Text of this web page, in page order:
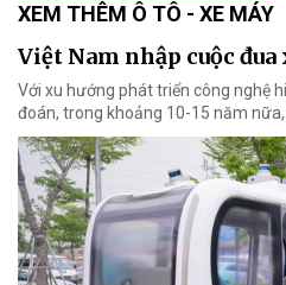
XEM THÊM Ô TÔ - XE MÁY
Việt Nam nhập cuộc đua
Với xu hướng phát triển công nghệ
đoán, trong khoảng 10-15 năm